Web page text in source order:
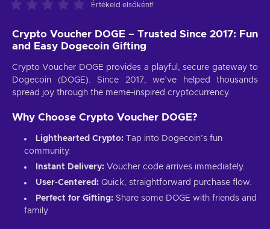
Értékeld elsőként!
Crypto Voucher DOGE – Trusted Since 2017: Fun
and Easy Dogecoin Gifting
Crypto Voucher DOGE provides a playful, secure gateway to
Dogecoin (DOGE). Since 2017, we’ve helped thousands
spread joy through the meme-inspired cryptocurrency.
Why Choose Crypto Voucher DOGE?
Lighthearted Crypto: Tap into Dogecoin’s fun
community.
Instant Delivery: Voucher code arrives immediately.
User-Centered: Quick, straightforward purchase flow.
Perfect for Gifting: Share some DOGE with friends and
family.